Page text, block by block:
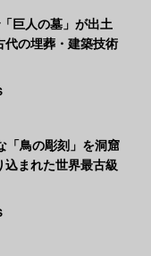
巨人の墓」が出土
の埋葬・建築技術
「鳥の彫刻」を洞窟
まれた世界最古級